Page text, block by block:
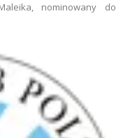
nominowany do